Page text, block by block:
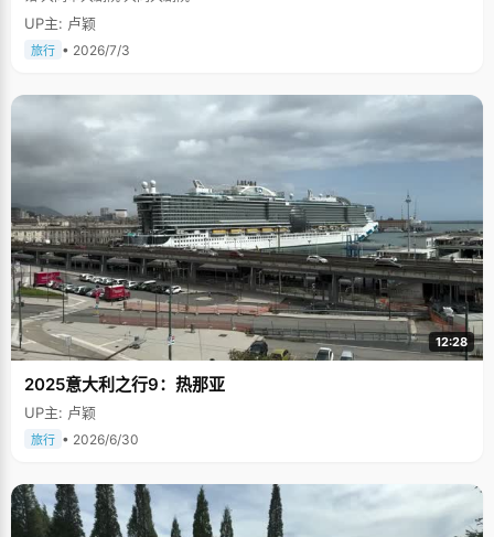
UP主: 卢颖
旅行 • 2026/7/3
12:28
2025意大利之行9：热那亚
UP主: 卢颖
旅行 • 2026/6/30